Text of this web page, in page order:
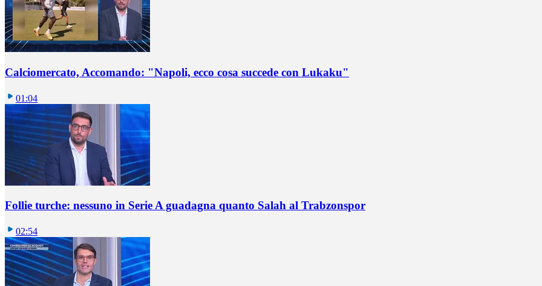
Calciomercato, Accomando: "Napoli, ecco cosa succede con Lukaku"
01:04
Follie turche: nessuno in Serie A guadagna quanto Salah al Trabzonspor
02:54